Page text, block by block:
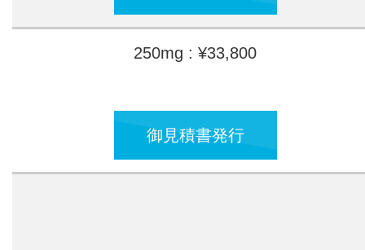
250mg : ¥33,800
御見積書発行